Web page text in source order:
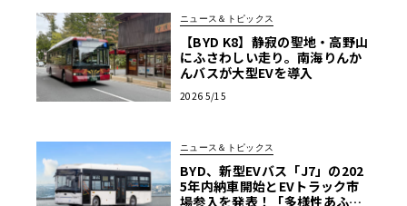
ニュース＆トピックス
【BYD K8】静寂の聖地・高野山
にふさわしい走り。南海りんか
んバスが大型EVを導入
2026 5/15
ニュース＆トピックス
BYD、新型EVバス「J7」の202
5年内納車開始とEVトラック市
場参入を発表！「多様性あふれ